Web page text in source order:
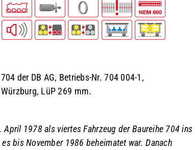
der DB AG, Betriebs-Nr. 704 004-1,
LüP 269 mm.
1978 als viertes Fahrzeug der Baureihe 704 ins
bis November 1986 beheimatet war. Danach